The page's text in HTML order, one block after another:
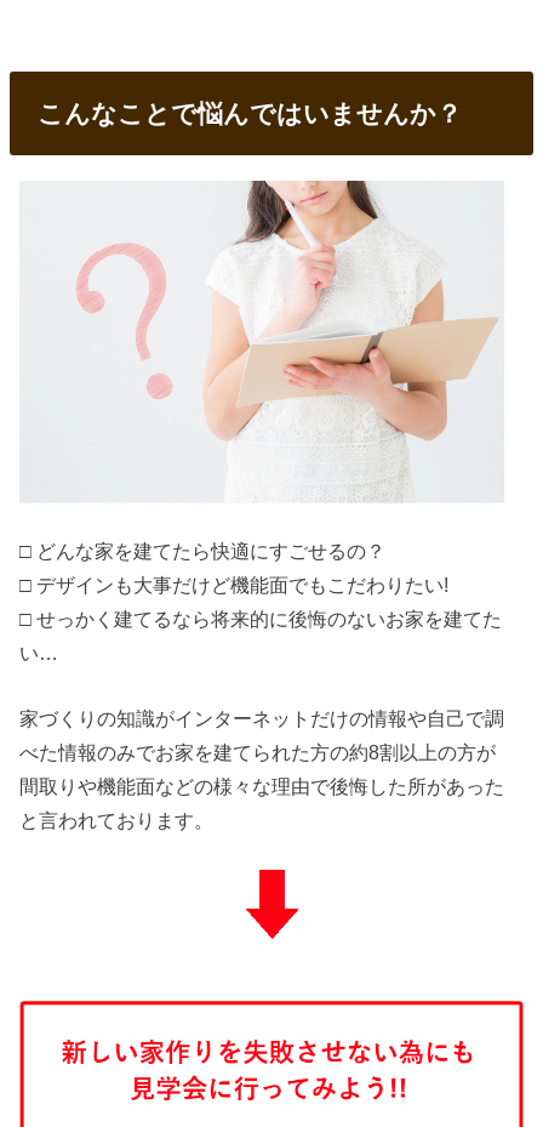
こんなことで悩んではいませんか？
□ どんな家を建てたら快適にすごせるの？
□ デザインも大事だけど機能面でもこだわりたい!
□ せっかく建てるなら将来的に後悔のないお家を建てた
い…
家づくりの知識がインターネットだけの情報や自己で調
べた情報のみでお家を建てられた方の約8割以上の方が
間取りや機能面などの様々な理由で後悔した所があった
と言われております。